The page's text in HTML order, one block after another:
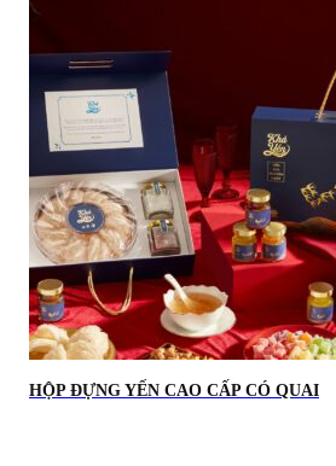
HỘP ĐỰNG YẾN CAO CẤP CÓ QUAI